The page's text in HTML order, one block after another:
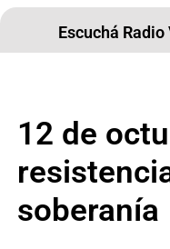
Escuchá
12 de
soberanía